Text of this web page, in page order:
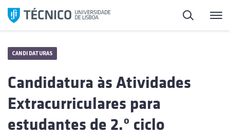
Saltar
para
Pesquisa
CANDIDATURAS
Candidatura às Atividades
Extracurriculares para
estudantes de 2.º ciclo